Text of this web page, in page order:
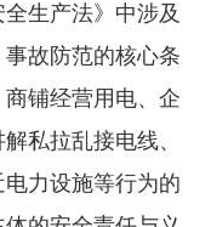
生产法》中涉及
故防范的核心条
铺经营用电、企
私拉乱接电线、
力设施等行为的